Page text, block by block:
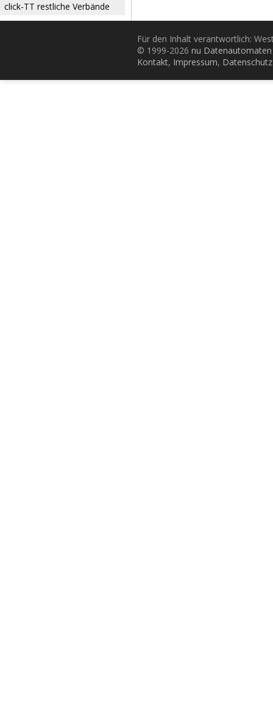
click-TT restliche Verbände
Für den Inhalt verantwortlich:
© 1999-2026 nu
Kontakt, Impressum, Datenschutz